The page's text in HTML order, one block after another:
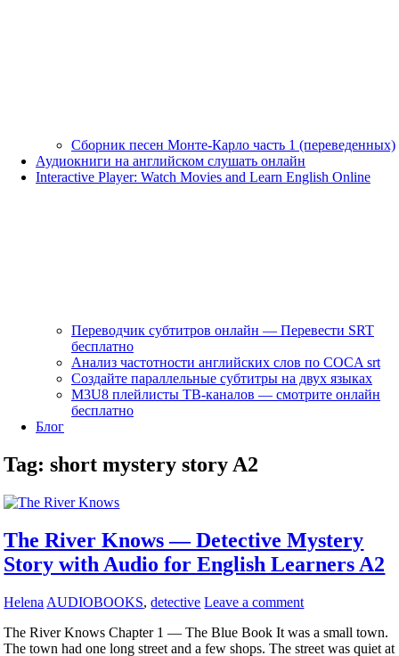
Сборник песен Монте-Карло часть 1 (переведенных)
Аудиокниги на английском слушать онлайн
Interactive Player: Watch Movies and Learn English Online
Переводчик субтитров онлайн — Перевести SRT
бесплатно
Анализ частотности английских слов по COCA srt
Создайте параллельные субтитры на двух языках
M3U8 плейлисты ТВ‑каналов — смотрите онлайн
бесплатно
Блог
Tag:short mystery story A2
The River Knows — Detective Mystery
Story with Audio for English Learners A2
Helena AUDIOBOOKS,detective Leave a comment
The River Knows Chapter 1 — The Blue Book It was a small town.
The town had one long street and a few shops. The street was quiet at